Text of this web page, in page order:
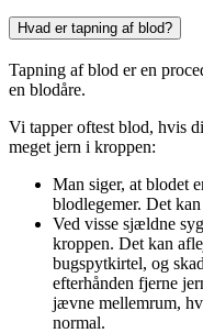
Hvad er tapning af blod?
Tapning af blod er en
en blodåre.
Vi tapper oftest blod, hvis
meget jern i kroppen:
Man siger, at blodet
blodlegemer. Det
Ved visse sjældne
kroppen. Det kan
bugspytkirtel, og
efterhånden fjerne
jævne mellemrum,
normal.